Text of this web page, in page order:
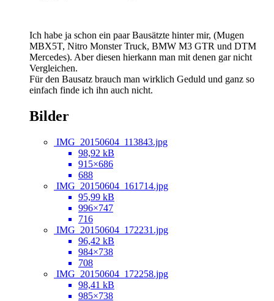
Ich habe ja schon ein paar Bausätzte hinter mir, (Mugen
MBX5T, Nitro Monster Truck, BMW M3 GTR und DTM
Mercedes). Aber diesen hierkann man mit denen gar nicht
Vergleichen.
Für den Bausatz brauch man wirklich Geduld und ganz so
einfach finde ich ihn auch nicht.
Bilder
IMG_20150604_113843.jpg
98,92 kB
915×686
688
IMG_20150604_161714.jpg
95,99 kB
996×747
716
IMG_20150604_172231.jpg
96,42 kB
984×738
708
IMG_20150604_172258.jpg
98,41 kB
985×738